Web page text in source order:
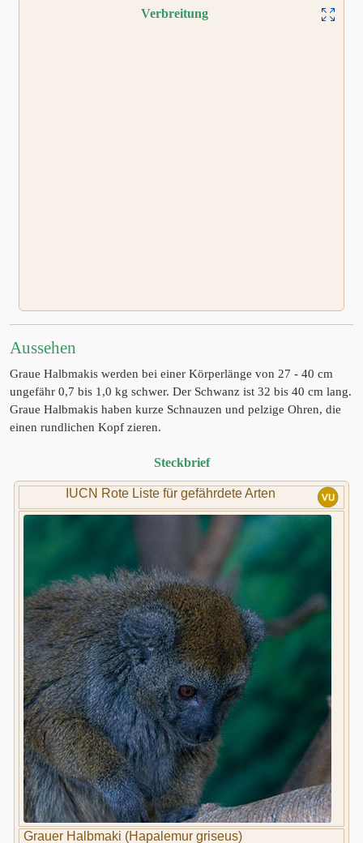
Verbreitung
Aussehen
Graue Halbmakis werden bei einer Körperlänge von 27 - 40 cm
ungefähr 0,7 bis 1,0 kg schwer. Der Schwanz ist 32 bis 40 cm lang.
Graue Halbmakis haben kurze Schnauzen und pelzige Ohren, die
einen rundlichen Kopf zieren.
Steckbrief
IUCN Rote Liste für gefährdete Arten
Grauer Halbmaki (Hapalemur griseus)